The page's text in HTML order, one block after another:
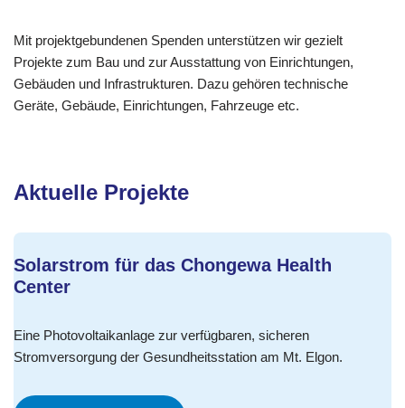
Mit projekt­gebundenen Spenden unterstützen wir gezielt
Projekte zum Bau und zur Ausstattung von Einrichtungen,
Gebäuden und Infrastrukturen. Dazu gehören technische
Geräte, Gebäude, Einrichtungen, Fahrzeuge etc.
Aktuelle Projekte
Solarstrom für das Chongewa Health
Center
Eine Photovoltaikanlage zur verfügbaren, sicheren
Stromversorgung der Gesundheitsstation am Mt. Elgon.